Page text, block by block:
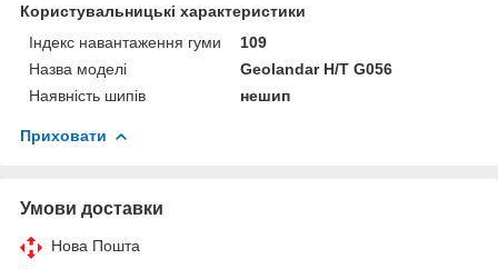
Користувальницькі характеристики
Індекс навантаження гуми
109
Назва моделі
Geolandar H/T G056
Наявність шипів
нешип
Приховати
Умови доставки
Нова Пошта